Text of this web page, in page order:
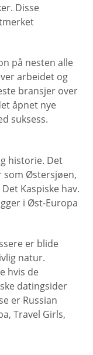
Disse
på nesten alle
arbeidet og
bransjer over
åpnet nye
suksess.
historie. Det
som Østersjøen,
Kaspiske hav.
i Øst-Europa
er blide
natur.
hvis de
datingsider
er Russian
Travel Girls,